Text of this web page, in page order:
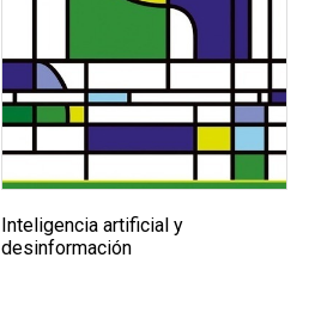
Inteligencia artificial y
desinformación